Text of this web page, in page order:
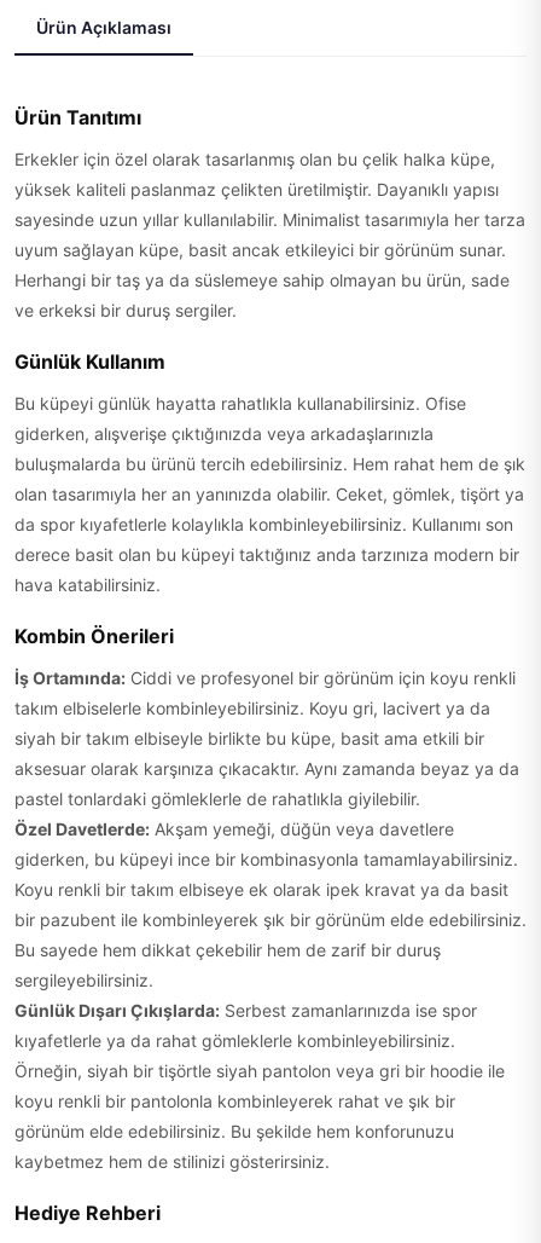
Ürün Açıklaması
Ürün Tanıtımı
Erkekler için özel olarak tasarlanmış olan bu çelik halka küpe,
yüksek kaliteli paslanmaz çelikten üretilmiştir. Dayanıklı yapısı
sayesinde uzun yıllar kullanılabilir. Minimalist tasarımıyla her tarza
uyum sağlayan küpe, basit ancak etkileyici bir görünüm sunar.
Herhangi bir taş ya da süslemeye sahip olmayan bu ürün, sade
ve erkeksi bir duruş sergiler.
Günlük Kullanım
Bu küpeyi günlük hayatta rahatlıkla kullanabilirsiniz. Ofise
giderken, alışverişe çıktığınızda veya arkadaşlarınızla
buluşmalarda bu ürünü tercih edebilirsiniz. Hem rahat hem de şık
olan tasarımıyla her an yanınızda olabilir. Ceket, gömlek, tişört ya
da spor kıyafetlerle kolaylıkla kombinleyebilirsiniz. Kullanımı son
derece basit olan bu küpeyi taktığınız anda tarzınıza modern bir
hava katabilirsiniz.
Kombin Önerileri
İş Ortamında: Ciddi ve profesyonel bir görünüm için koyu renkli
takım elbiselerle kombinleyebilirsiniz. Koyu gri, lacivert ya da
siyah bir takım elbiseyle birlikte bu küpe, basit ama etkili bir
aksesuar olarak karşınıza çıkacaktır. Aynı zamanda beyaz ya da
pastel tonlardaki gömleklerle de rahatlıkla giyilebilir.
Özel Davetlerde: Akşam yemeği, düğün veya davetlere
giderken, bu küpeyi ince bir kombinasyonla tamamlayabilirsiniz.
Koyu renkli bir takım elbiseye ek olarak ipek kravat ya da basit
bir pazubent ile kombinleyerek şık bir görünüm elde edebilirsiniz.
Bu sayede hem dikkat çekebilir hem de zarif bir duruş
sergileyebilirsiniz.
Günlük Dışarı Çıkışlarda: Serbest zamanlarınızda ise spor
kıyafetlerle ya da rahat gömleklerle kombinleyebilirsiniz.
Örneğin, siyah bir tişörtle siyah pantolon veya gri bir hoodie ile
koyu renkli bir pantolonla kombinleyerek rahat ve şık bir
görünüm elde edebilirsiniz. Bu şekilde hem konforunuzu
kaybetmez hem de stilinizi gösterirsiniz.
Hediye Rehberi